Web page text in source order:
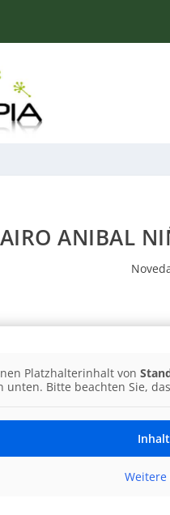
ANIBAL
Platzhalterinhalt von
unten. Bitte beachten Sie,